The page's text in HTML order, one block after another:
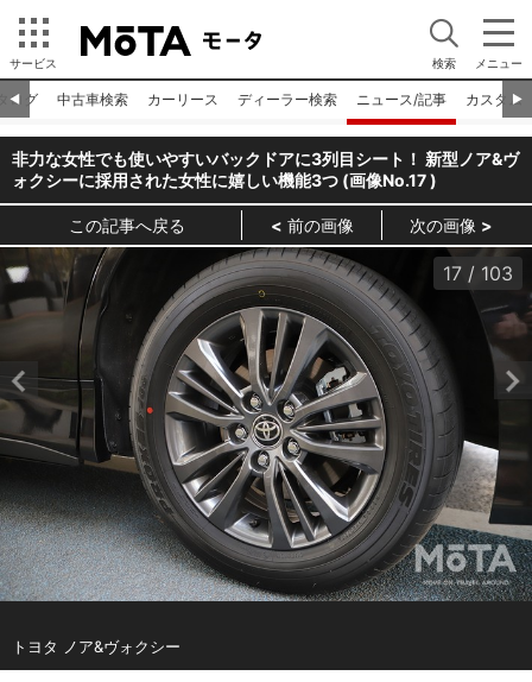
サービス 検索 メニュー
◀︎ ▶︎
ログ 中古車検索 カーリース ディーラー検索 ニュース/記事 カスタム
非力な女性でも使いやすいバックドアに3列目シート！ 新型ノア&ヴ
ォクシーに採用された女性に嬉しい機能3つ (画像No.17)
この記事へ戻る 前の画像 次の画像
トヨタ ノア&ヴォクシー
17 / 103